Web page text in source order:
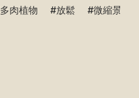
多肉植物 放鬆 微縮景觀